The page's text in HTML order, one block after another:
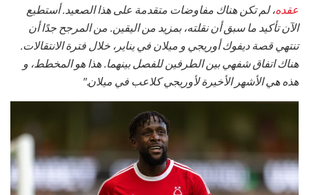
عقده، لم تكن هناك مفاوضات متقدمة على هذا الصعيد. أستطيع
الآن تأكيد ما سبق أن نقلته، بمزيد من اليقين. من المرجح جدًا أن
تنتهي قصة ديفوك أوريجي و ميلان في يناير، خلال فترة الانتقالات.
هناك اتفاق شفهي بين الطرفين للفصل بينهما. هذا هو المخطط، و
هذه هي الأشهر الأخيرة لأوريجي كلاعب في ميلان."